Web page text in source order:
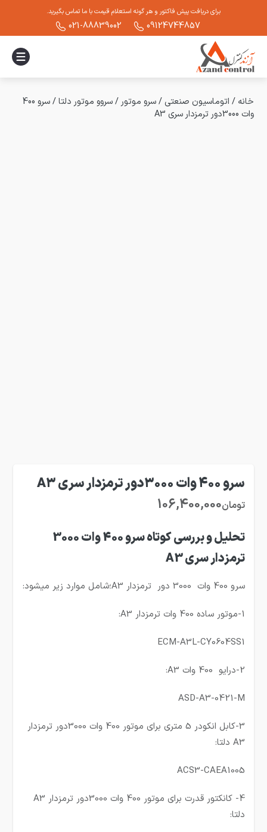
برای دریافت پیش فاکتور و هر گونه استعلام قیمت با ما تماس بگیرید.
09124744857
021-88839002
خانه / اتوماسیون صنعتی /سرو موتور /سروو موتور دلتا/
سرو 400
وات 3000دور ترمزدار سری A3
سرو 400 وات 3000دور ترمزدار سری A3
تومان106,400,000
تحلیل و بررسی کوتاه سرو 400 وات 3000
ترمزدار سری A3
سرو 400 وات 3000 دور ترمزدار A3؛شامل موارد زیر میشود:
1-موتور ساده 400 وات ترمزدار A3:
ECM-A3L-CY0604SS1
2-درایو 400 وات A3:
ASD-A3-0421-M
3-کابل انکودر 5 متری برای موتور 400 وات 3000دور ترمزدار
A3 دلتا:
ACS3-CAEA1005
4- کانکتور قدرت برای موتور 400 وات 3000دور ترمزدار A3
دلتا: